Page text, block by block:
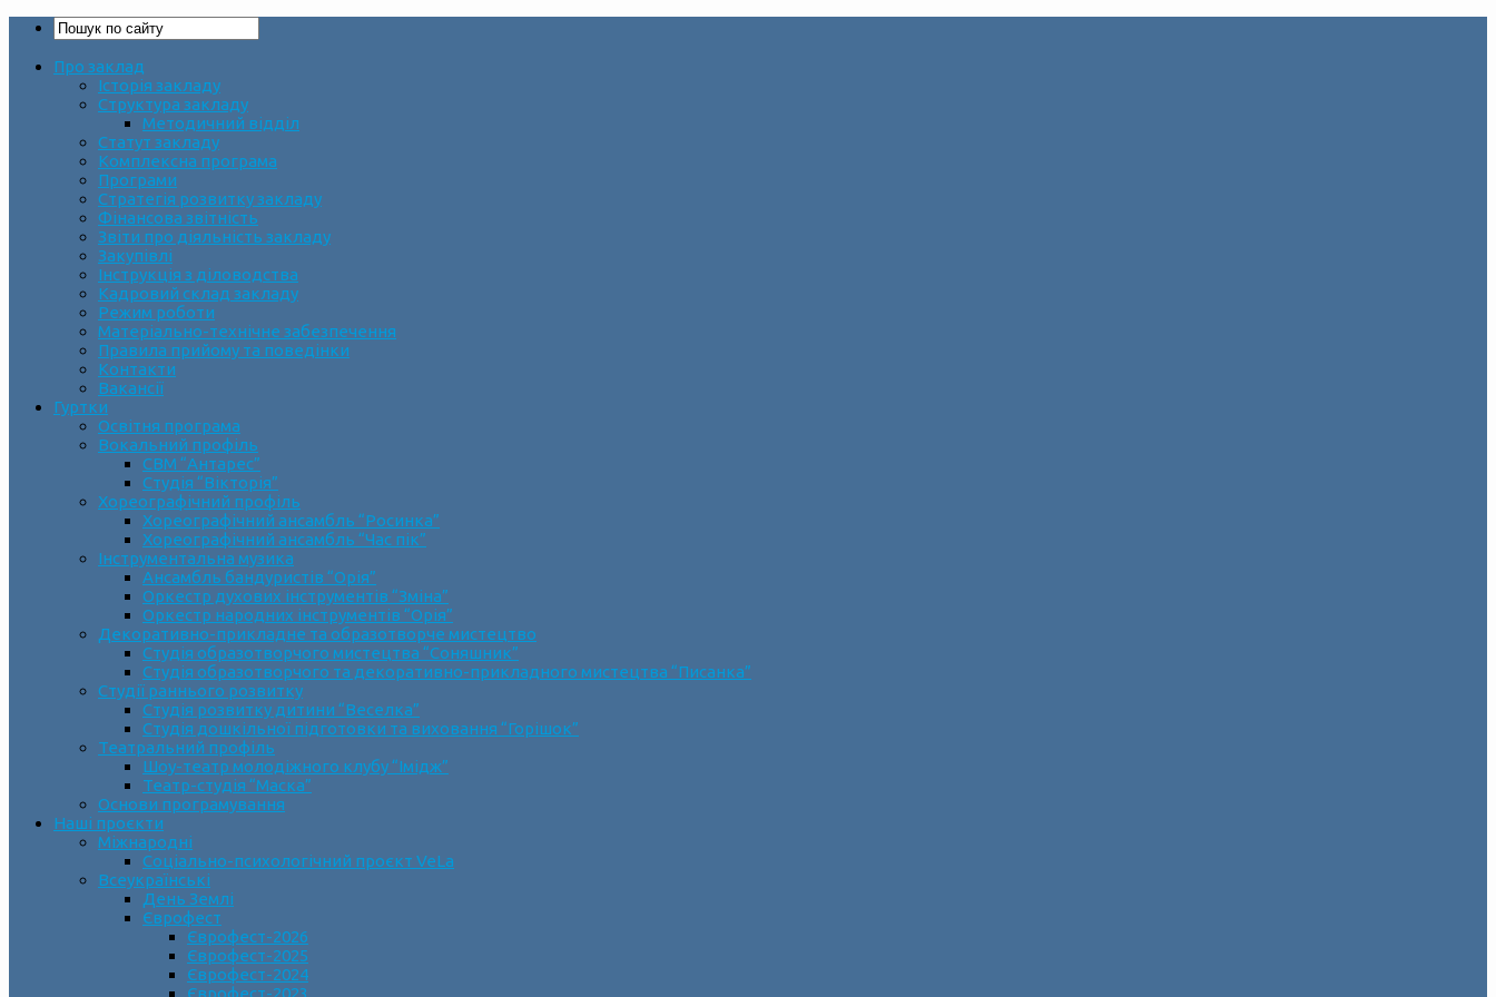
Про заклад
Історія закладу
Структура закладу
Методичний відділ
Статут закладу
Комплексна програма
Програми
Стратегія розвитку закладу
Фінансова звітність
Звіти про діяльність закладу
Закупівлі
Інструкція з діловодства
Кадровий склад закладу
Режим роботи
Матеріально-технічне забезпечення
Правила прийому та поведінки
Контакти
Вакансії
Гуртки
Освітня програма
Вокальний профіль
СВМ “Антарес”
Студія “Вікторія”
Хореографічний профіль
Хореографічний ансамбль “Росинка”
Хореографічний ансамбль “Час пік”
Інструментальна музика
Ансамбль бандуристів “Орія”
Оркестр духових інструментів “Зміна”
Оркестр народних інструментів “Орія”
Декоративно-прикладне та образотворче мистецтво
Cтудія образотворчого мистецтва “Соняшник”
Студія образотворчого та декоративно-прикладного мистецтва “Писанка”
Студії раннього розвитку
Студія розвитку дитини “Веселка”
Студія дошкільної підготовки та виховання “Горішок”
Театральний профіль
Шоу-театр молодіжного клубу “Імідж”
Театр-студія “Маска”
Основи програмування
Наші проєкти
Міжнародні
Соціально-психологічний проєкт VeLa
Всеукраїнські
День Землі
Єврофест
Єврофест-2026
Єврофест-2025
Єврофест-2024
Єврофест-2023